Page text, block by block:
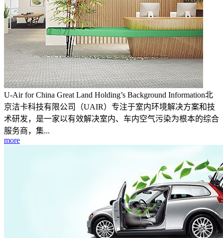
U-Air for China Great Land Holding’s Background Information北
京洁卡科技有限公司（UAIR）专注于室内环境解决方案和技
术研发，是一家以有效解决室内、车内空气污染为根本的综合
服务商，集...
more